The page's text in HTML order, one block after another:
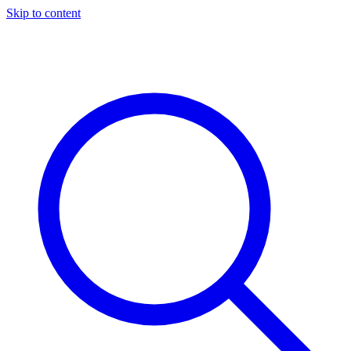
Skip to content